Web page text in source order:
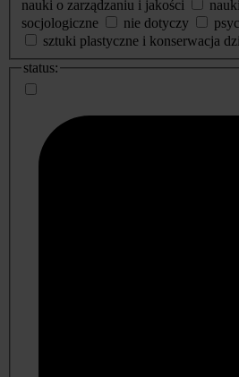
nauki o zarządzaniu i jakości
socjologiczne
nie dotyczy
sztuki plastyczne i konserwacja
status: